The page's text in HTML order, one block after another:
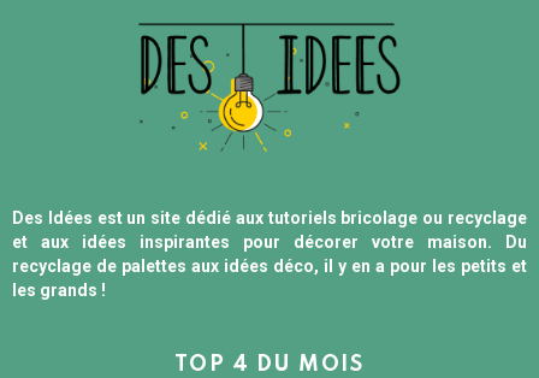
Des Idées est un site dédié aux tutoriels bricolage ou recyclage
et aux idées inspirantes pour décorer votre maison. Du
recyclage de palettes aux idées déco, il y en a pour les petits et
les grands !
TOP 4 DU MOIS